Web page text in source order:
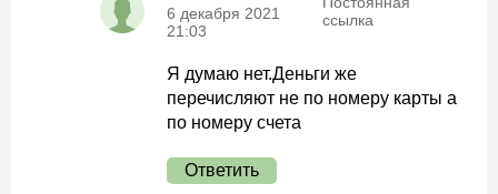
6 декабря 2021
21:03
ссылка
Я думаю нет.Деньги же
перечисляют не по номеру карты а
по номеру счета
Ответить